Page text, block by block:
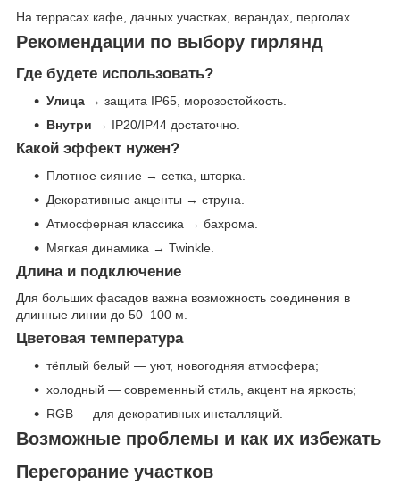
На террасах кафе, дачных участках, верандах, перголах.
Рекомендации по выбору гирлянд
Где будете использовать?
Улица → защита IP65, морозостойкость.
Внутри → IP20/IP44 достаточно.
Какой эффект нужен?
Плотное сияние → сетка, шторка.
Декоративные акценты → струна.
Атмосферная классика → бахрома.
Мягкая динамика → Twinkle.
Длина и подключение
Для больших фасадов важна возможность соединения в
длинные линии до 50–100 м.
Цветовая температура
тёплый белый — уют, новогодняя атмосфера;
холодный — современный стиль, акцент на яркость;
RGB — для декоративных инсталляций.
Возможные проблемы и как их избежать
Перегорание участков